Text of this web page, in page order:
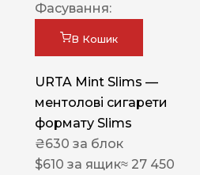
Фасування:
В Кошик
URTA Mint Slims —
ментолові сигарети
формату Slims
₴630 за блок
$610 за ящик≈ 27 450